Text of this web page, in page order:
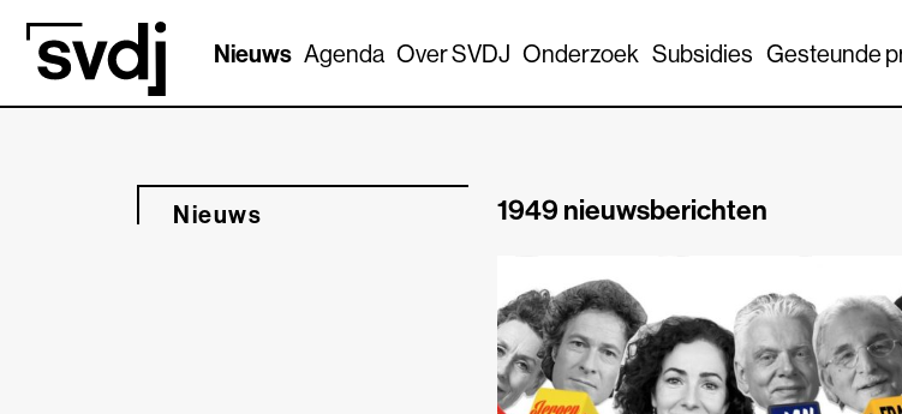
Naar hoofdinhoud
Nieuws Agenda Over SVDJ Onderzoek Subsidies Gesteunde
Nieuws 1949 nieuwsberichten